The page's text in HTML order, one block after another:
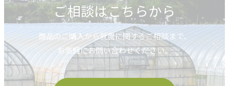
ご相談はこちらから
商品のご購入から就農に関するご相談まで、
お気軽にお問い合わせください。